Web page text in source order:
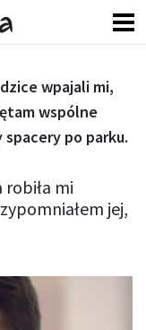
mi
jej,
wpajali mi,
wspólne
po parku.